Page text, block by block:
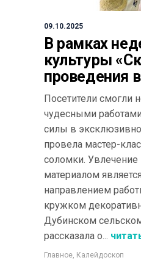
09.10.2025
В рамках
культуры
проведения
Посетители смогли
чудесными
силы в
провела мастер-
соломки.
материалом
направлением
кружком
Дубинском
рассказала о...
Главное Калейдоскоп